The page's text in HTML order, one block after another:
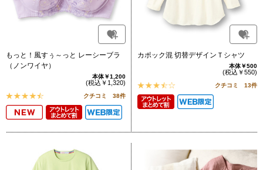
もっと！風すぅ～っと レーシーブラ
（ノンワイヤ）
本体￥1,200
(税込￥1,320)
クチコミ 38件
カポック混 切替デザインＴシャツ
本体￥500
(税込￥550)
クチコミ 13件